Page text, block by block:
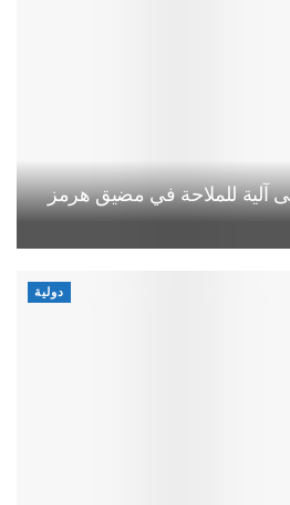
آلية للملاحة في مضيق هرمز
دولية